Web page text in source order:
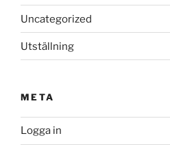
Uncategorized
Utställning
META
Logga in